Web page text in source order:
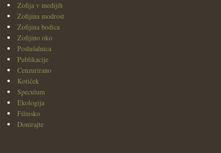
Zofija v medijih
Zofijina modrost
Zofijina bodica
Zofijino oko
Poslušalnica
Publikacije
Cenzurirano
Kotiček
Speculum
Ekologija
Filmsko
Donirajte